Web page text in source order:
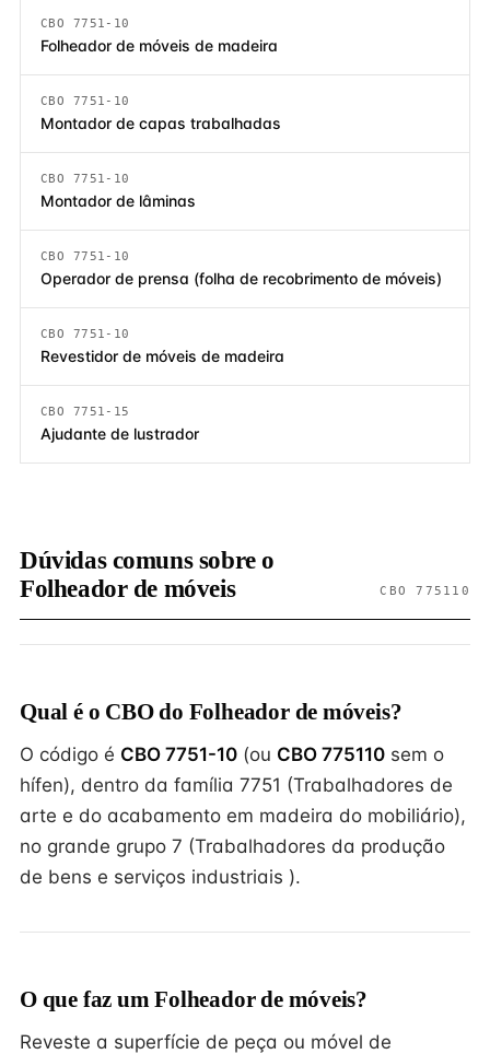
CBO 7751-10
Folheador de móveis de madeira
CBO 7751-10
Montador de capas trabalhadas
CBO 7751-10
Montador de lâminas
CBO 7751-10
Operador de prensa (folha de recobrimento de móveis)
CBO 7751-10
Revestidor de móveis de madeira
CBO 7751-15
Ajudante de lustrador
Dúvidas comuns sobre o
Folheador de móveis
CBO 775110
Qual é o CBO do Folheador de móveis?
O código é CBO 7751-10 (ou CBO 775110 sem o
hífen), dentro da família 7751 (Trabalhadores de
arte e do acabamento em madeira do mobiliário),
no grande grupo 7 (Trabalhadores da produção
de bens e serviços industriais ).
O que faz um Folheador de móveis?
Reveste a superfície de peça ou móvel de